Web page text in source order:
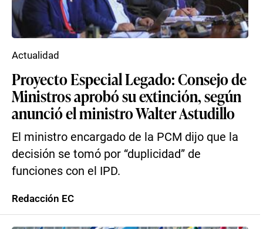
Proyecto Especial Legado: Consejo de
Ministros aprobó su extinción, según
anunció el ministro Walter Astudillo
El ministro encargado de la PCM dijo que la
decisión se tomó por “duplicidad” de
funciones con el IPD.
Actualidad
Redacción EC